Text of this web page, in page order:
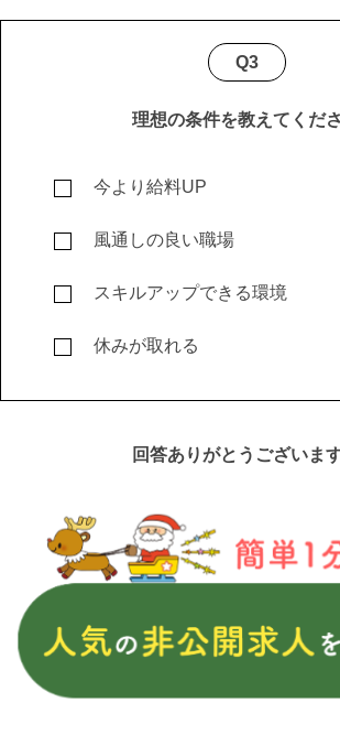
Q3
理想の条件を教えてくだ
今より給料UP
風通しの良い職場
スキルアップできる環境
休みが取れる
回答ありがとうございま